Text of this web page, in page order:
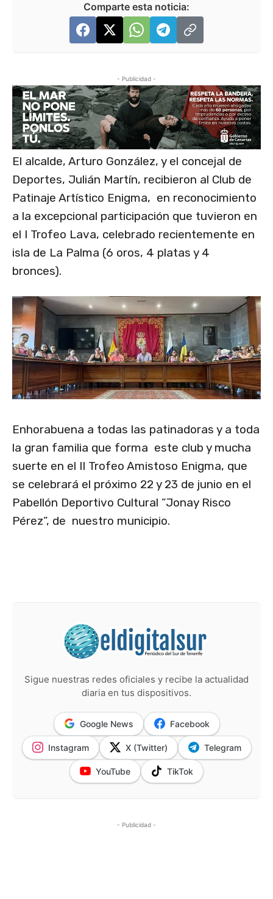
Comparte esta noticia:
- Publicidad -
El alcalde, Arturo González, y el concejal de
Deportes, Julián Martín, recibieron al Club de
Patinaje Artístico Enigma, en reconocimiento
a la excepcional participación que tuvieron en
el I Trofeo Lava, celebrado recientemente en
isla de La Palma (6 oros, 4 platas y 4
bronces).
Enhorabuena a todas las patinadoras y a toda
la gran familia que forma este club y mucha
suerte en el II Trofeo Amistoso Enigma, que
se celebrará el próximo 22 y 23 de junio en el
Pabellón Deportivo Cultural ”Jonay Risco
Pérez”, de nuestro municipio.
Sigue nuestras redes oficiales y recibe la actualidad
diaria en tus dispositivos.
Google News Facebook
Instagram X (Twitter) Telegram
YouTube TikTok
- Publicidad -